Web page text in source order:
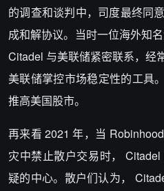
的调查和谈判中，司度最终同
成和解协议。当时一位海外知
Citadel 与美联储紧密联系，经
美联储掌控市场稳定性的工具
推高美国股市。
再来看 2021 年，当
灾中禁止散户交易时，
疑的中心。散户们认为，